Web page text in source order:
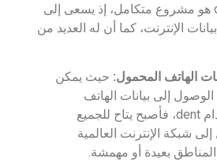
إن مشروع عملة dent هو مشروع متكامل، إذ يسعى إلى
الإنترنت، كما أن له العديد من
الهاتف المحمول: حيث يمكن
إلى بيانات الهاتف
المحمول استخدام dent، فأصبح يتاح للجميع
شبكة الإنترنت العالمية
بعيدة أو مهمشة.